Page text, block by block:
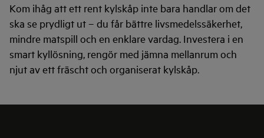
Kom ihåg att ett rent kylskåp inte bara handlar om det
ska se prydligt ut – du får bättre livsmedelssäkerhet,
mindre matspill och en enklare vardag. Investera i en
smart kyllösning, rengör med jämna mellanrum och
njut av ett fräscht och organiserat kylskåp.